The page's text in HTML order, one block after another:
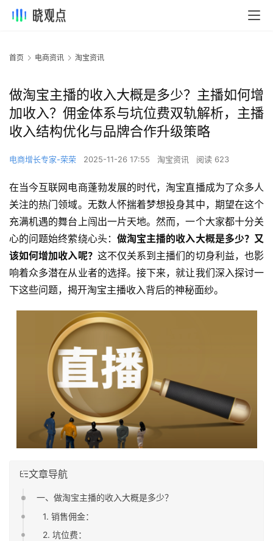
首页 电商资讯 淘宝资讯
做淘宝主播的收入大概是多少？主播如何增
加收入？佣金体系与坑位费双轨解析，主播
收入结构优化与品牌合作升级策略
电商增长专家-荣荣 2025-11-26 17:55 淘宝资讯 阅读 623
在当今互联网电商蓬勃发展的时代，淘宝直播成为了众多人
关注的热门领域。无数人怀揣着梦想投身其中，期望在这个
充满机遇的舞台上闯出一片天地。然而，一个大家都十分关
心的问题始终萦绕心头： 做淘宝主播的收入大概是多少？又
该如何增加收入呢？ 这不仅关系到主播们的切身利益，也影
响着众多潜在从业者的选择。接下来，就让我们深入探讨一
下这些问题，揭开淘宝主播收入背后的神秘面纱。
文章导航
一、做淘宝主播的收入大概是多少？
1. 销售佣金：
2. 坑位费：